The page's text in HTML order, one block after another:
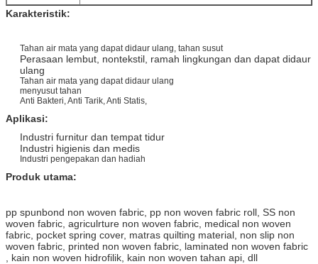
Karakteristik:
Tahan air mata yang dapat didaur ulang, tahan susut
Perasaan lembut, nontekstil, ramah lingkungan dan dapat didaur
ulang
Tahan air mata yang dapat didaur ulang
menyusut tahan
Anti Bakteri, Anti Tarik, Anti Statis,
Aplikasi:
Industri furnitur dan tempat tidur
Industri higienis dan medis
Industri pengepakan dan hadiah
Produk utama:
pp spunbond non woven fabric, pp non woven fabric roll, SS non
woven fabric, agriculrture non woven fabric, medical non woven
fabric, pocket spring cover, matras quilting material, non slip non
woven fabric, printed non woven fabric, laminated non woven fabric
, kain non woven hidrofilik, kain non woven tahan api, dll